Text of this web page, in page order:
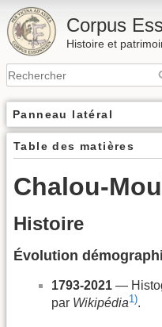
Corpus
Histoire et
Panneau latéral
Table des matières
Chalou-
Histoire
Évolution
1793-2021 —
par Wikipédia1).